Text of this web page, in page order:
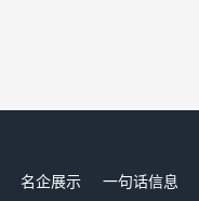
名企展示 一句话信息